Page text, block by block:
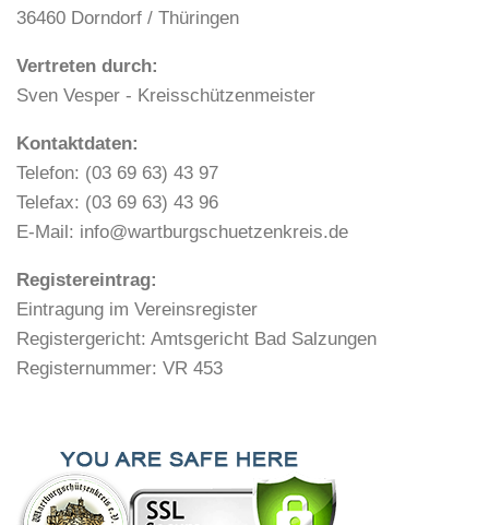
36460 Dorndorf / Thüringen
Vertreten durch:
Sven Vesper - Kreisschützenmeister
Kontaktdaten:
Telefon: (03 69 63) 43 97
Telefax: (03 69 63) 43 96
E-Mail: info@wartburgschuetzenkreis.de
Registereintrag:
Eintragung im Vereinsregister
Registergericht: Amtsgericht Bad Salzungen
Registernummer: VR 453